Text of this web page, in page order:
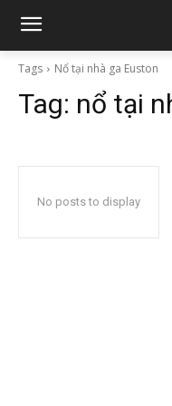
Tags Nổ tại nhà ga Euston
Tag: nổ tại
No posts to display